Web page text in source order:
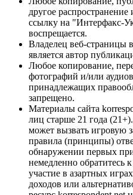
другое
ссылку на "Интерфакс-
воспрещается.
Владелец веб-страницы
является автор
Любое копирование,
фотографий и/или
принадлежащих
запрещено.
Материалы сайта
лиц старше 21 года
может вызвать игровую
правила (принципы)
обнаружении первых
немедленно обратитесь
участие в азартных
доходов или